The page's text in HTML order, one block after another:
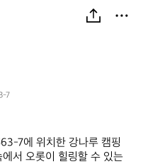
7
7에 위치한 강나루 캠핑
서 오롯이 힐링할 수 있는